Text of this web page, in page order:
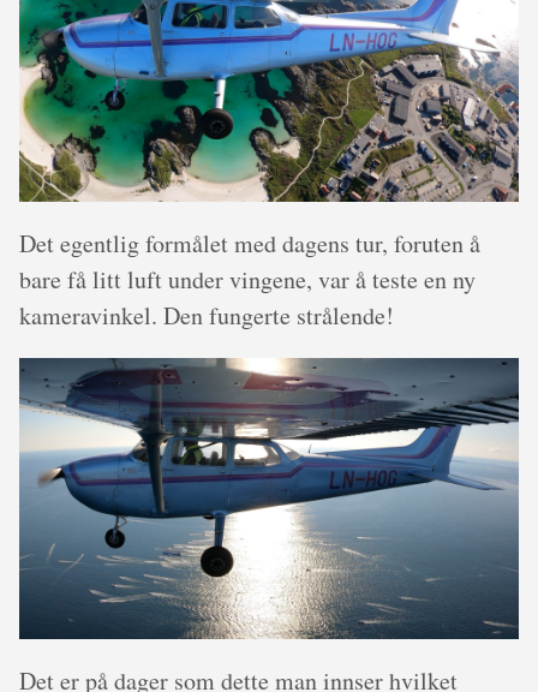
Det egentlig formålet med dagens tur, foruten å
bare få litt luft under vingene, var å teste en ny
kameravinkel. Den fungerte strålende!
Det er på dager som dette man innser hvilket